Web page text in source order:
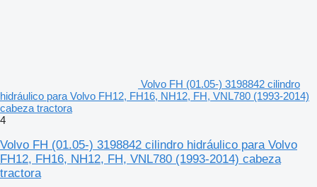
Volvo FH (01.05-) 3198842 cilindro
hidráulico para Volvo FH12, FH16, NH12, FH, VNL780 (1993-2014)
cabeza tractora
4
Volvo FH (01.05-) 3198842 cilindro hidráulico para Volvo
FH12, FH16, NH12, FH, VNL780 (1993-2014) cabeza
tractora